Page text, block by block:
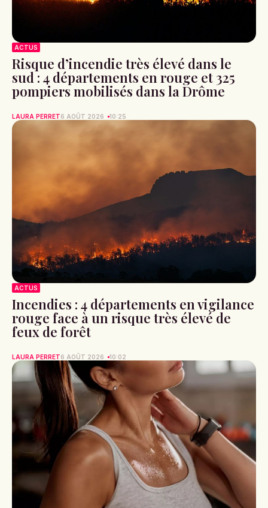
ACTUS
Risque d’incendie très élevé dans le
sud : 4 départements en rouge et 325
pompiers mobilisés dans la Drôme
LAURA PERRET6 AOÛT 2026 10:25
ACTUS
Incendies : 4 départements en vigilance
rouge face à un risque très élevé de
feux de forêt
LAURA PERRET6 AOÛT 2026 10:02